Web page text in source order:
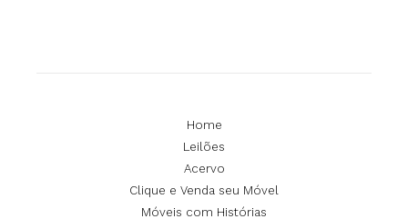
Home
Leilões
Acervo
Clique e Venda seu Móvel
Móveis com Histórias